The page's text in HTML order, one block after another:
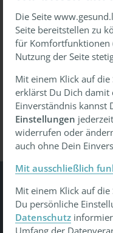
Mit
Passwort
Gesundheit
Tu was - gesund leben,
Die Seite
Seite bereitstellen zu
für Komfortfunktionen
Nutzung der Seite
Mit einem Klick auf die
erklärst Du Dich damit
Einverständnis kannst
Einstellungen
widerrufen oder
auch ohne Dein
Mit ausschließlich
Mit einem Klick auf die
Du persönliche
Datenschutz
Umfang der